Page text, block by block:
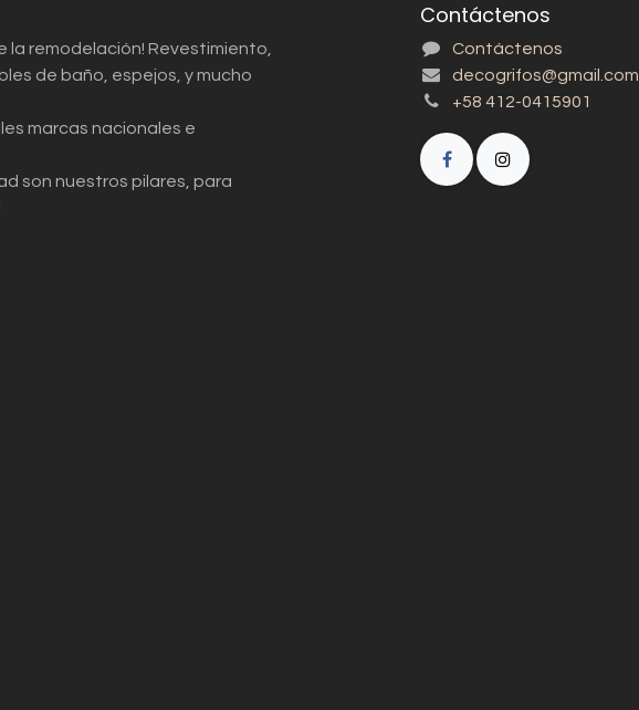
la remodelación! Revestimiento,
de baño, espejos, y mucho
marcas nacionales e
son nuestros pilares, para
Contáctenos
Contáctenos
decogrifos@gmail.com
+58 412-0415901